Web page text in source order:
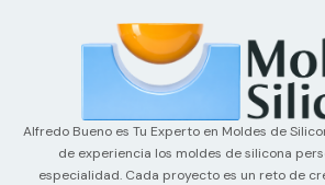
o
k
st A
p
p
n
k
Alfredo Bueno es Tu Experto en Moldes de
de experiencia los moldes de silicona
especialidad. Cada proyecto es un reto de